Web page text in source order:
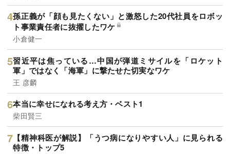
孫正義が「顔も見たくない」と激怒した20代社員をロボッ
ト事業責任者に抜擢したワケ
小倉健一
習近平は焦っている…中国が弾道ミサイルを「ロケット
軍」ではなく「海軍」に撃たせた切実なワケ
王 彦麟
本当に幸せになれる考え方・ベスト1
柴田賢三
【精神科医が解説】「うつ病になりやすい人」に見られる
特徴・トップ5